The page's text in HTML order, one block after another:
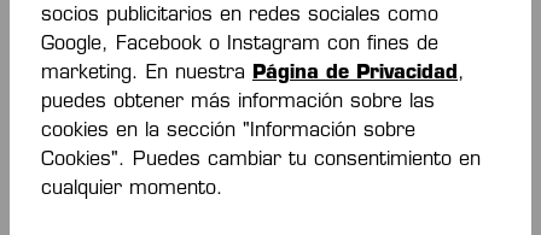
Piping an der Schulternaht elastische Kempa- und
K-Label-Aufdrucke Kontrast…Más
Valoraciones
socios publicitarios en redes sociales como
Google, Facebook o Instagram con fines de
marketing. En nuestra Página de Privacidad,
puedes obtener más información sobre las
cookies en la sección "Información sobre
Cookies". Puedes cambiar tu consentimiento en
cualquier momento.